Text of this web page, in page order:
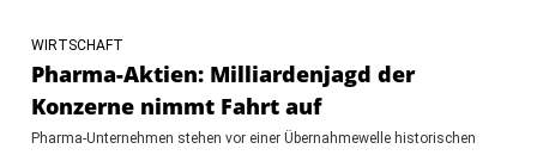
WIRTSCHAFT
Pharma-Aktien: Milliardenjagd der
Konzerne nimmt Fahrt auf
Pharma-Unternehmen stehen vor einer Übernahmewelle historischen